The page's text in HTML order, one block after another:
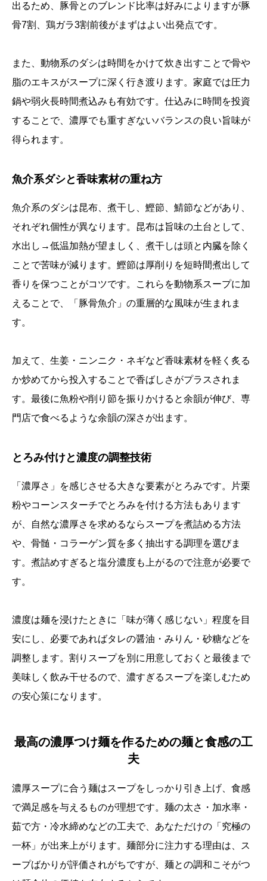
出るため、豚骨とのブレンド比率は好みによりますが豚
骨7割、鶏ガラ3割前後がまずはよい出発点です。
また、動物系のダシは時間をかけて炊き出すことで骨や
脂のエキスがスープに深く行き渡ります。家庭では圧力
鍋や弱火長時間煮込みも有効です。仕込みに時間を投資
することで、濃厚でも重すぎないバランスの良い旨味が
得られます。
魚介系ダシと香味素材の重ね方
魚介系のダシは昆布、煮干し、鰹節、鯖節などがあり、
それぞれ個性が異なります。昆布は旨味の土台として、
水出し→低温加熱が望ましく、煮干しは頭と内臓を除く
ことで苦味が減ります。鰹節は厚削りを短時間煮出して
香りを保つことがコツです。これらを動物系スープに加
えることで、「豚骨魚介」の重層的な風味が生まれま
す。
加えて、生姜・ニンニク・ネギなど香味素材を軽く炙る
か炒めてから投入することで香ばしさがプラスされま
す。最後に魚粉や削り節を振りかけると余韻が伸び、専
門店で食べるような余韻の深さが出ます。
とろみ付けと濃度の調整技術
「濃厚さ」を感じさせる大きな要素がとろみです。片栗
粉やコーンスターチでとろみを付ける方法もあります
が、自然な濃厚さを求めるならスープを煮詰める方法
や、骨髄・コラーゲン質を多く抽出する調理を選びま
す。煮詰めすぎると塩分濃度も上がるので注意が必要で
す。
濃度は麺を浸けたときに「味が薄く感じない」程度を目
安にし、必要であればタレの醤油・みりん・砂糖などを
調整します。割りスープを別に用意しておくと最後まで
美味しく飲み干せるので、濃すぎるスープを楽しむため
の安心策になります。
最高の濃厚つけ麺を作るための麺と食感の工
夫
濃厚スープに合う麺はスープをしっかり引き上げ、食感
で満足感を与えるものが理想です。麺の太さ・加水率・
茹で方・冷水締めなどの工夫で、あなただけの「究極の
一杯」が出来上がります。麺部分に注力する理由は、ス
ープばかりが評価されがちですが、麺との調和こそがつ